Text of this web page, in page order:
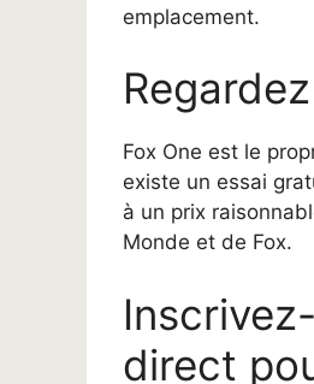
emplacement.
Fox One est le
existe un essai
à un prix
Monde et de Fox.
direct